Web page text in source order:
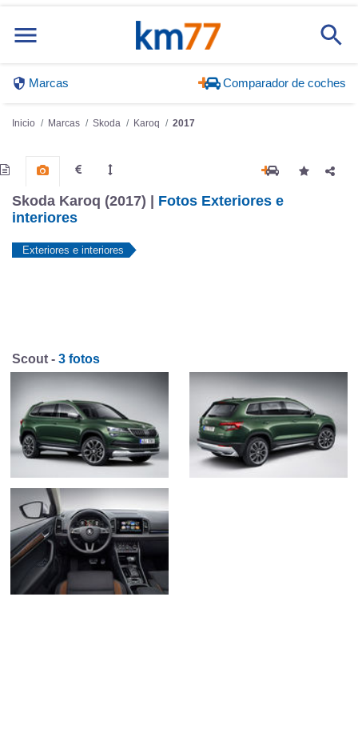
Marcas Comparador de coches
Inicio Marcas Skoda Karoq 2017
Skoda Karoq (2017) | Fotos Exteriores e
interiores
Exteriores e interiores
Scout - 3 fotos